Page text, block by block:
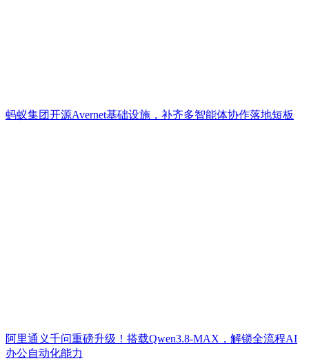
蚂蚁集团开源Avernet基础设施，补齐多智能体协作落地短板
阿里通义千问重磅升级！搭载Qwen3.8-MAX，解锁全流程AI
办公自动化能力